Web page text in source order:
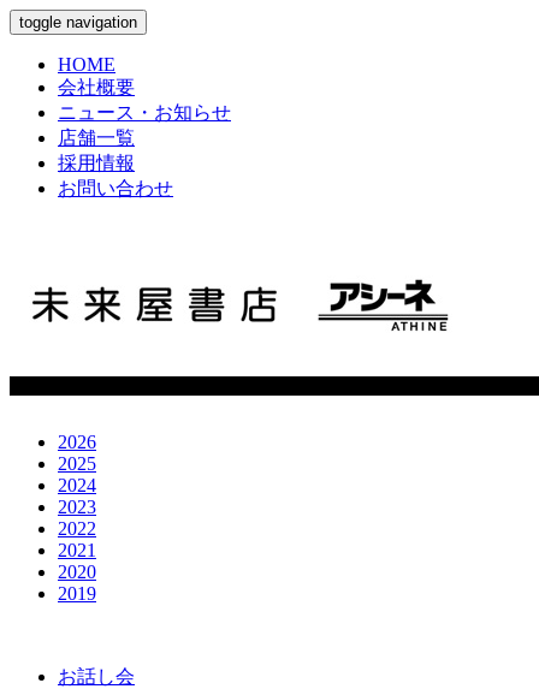
toggle navigation
HOME
会社概要
ニュース・お知らせ
店舗一覧
採用情報
お問い合わせ
2026
2025
2024
2023
2022
2021
2020
2019
お話し会